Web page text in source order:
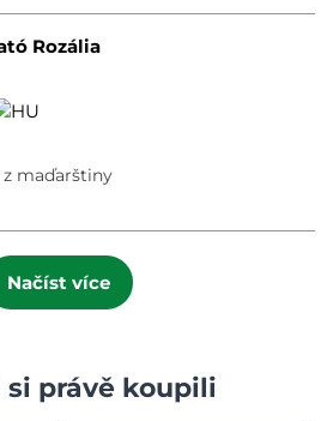
Rozália
maďarštiny
Načíst více
si právě koupili